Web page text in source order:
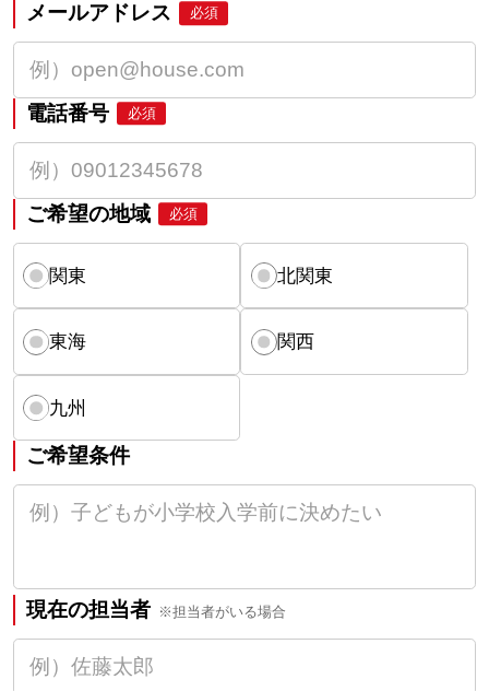
メールアドレス 必須
電話番号 必須
ご希望の地域 必須
関東 北関東
東海 関西
九州
ご希望条件
現在の担当者 ※担当者がいる場合